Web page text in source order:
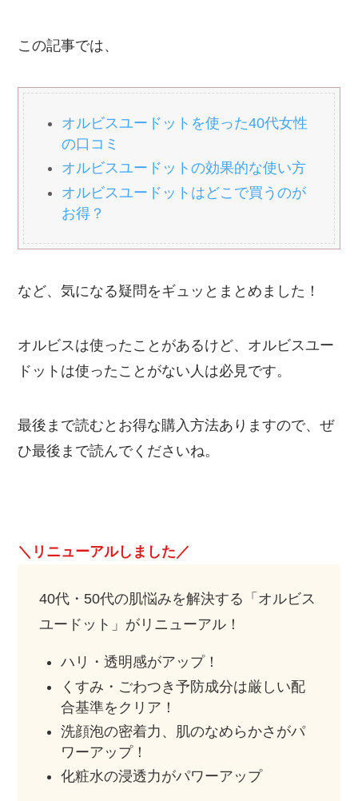
この記事では、
オルビスユードットを使った40代女性
の口コミ
オルビスユードットの効果的な使い方
オルビスユードットはどこで買うのが
お得？
など、気になる疑問をギュッとまとめました！
オルビスは使ったことがあるけど、オルビスユー
ドットは使ったことがない人は必見です。
最後まで読むとお得な購入方法ありますので、ぜ
ひ最後まで読んでくださいね。
＼リニューアルしました／
40代・50代の肌悩みを解決する「オルビス
ユードット」がリニューアル！
ハリ・透明感がアップ！
くすみ・ごわつき予防成分は厳しい配
合基準をクリア！
洗顔泡の密着力、肌のなめらかさがパ
ワーアップ！
化粧水の浸透力がパワーアップ